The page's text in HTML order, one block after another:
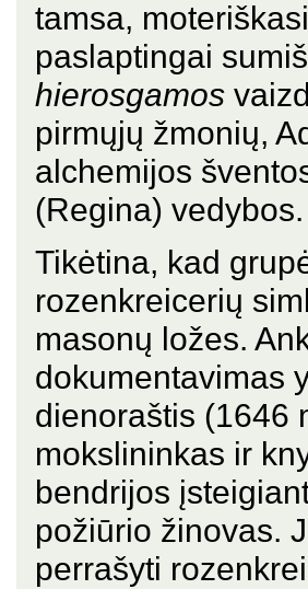
tamsa,
paslaptingai
hierosgamos
pirmųjų žmonių,
alchemijos
(Regina) vedybos.
Tikėtina, kad
rozenkreicerių
masonų ložes.
dokumentavimas
dienoraštis (1646
mokslininkas ir
bendrijos
požiūrio žinovas.
perrašyti